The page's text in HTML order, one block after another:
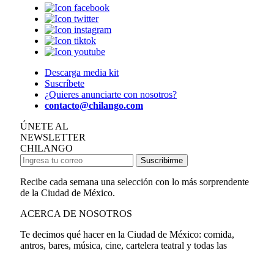
Descarga media kit
Suscríbete
¿Quieres anunciarte con nosotros?
contacto@chilango.com
ÚNETE AL
NEWSLETTER
CHILANGO
Suscribirme
Recibe cada semana una selección con lo más sorprendente
de la Ciudad de México.
ACERCA DE NOSOTROS
Te decimos qué hacer en la Ciudad de México: comida,
antros, bares, música, cine, cartelera teatral y todas las